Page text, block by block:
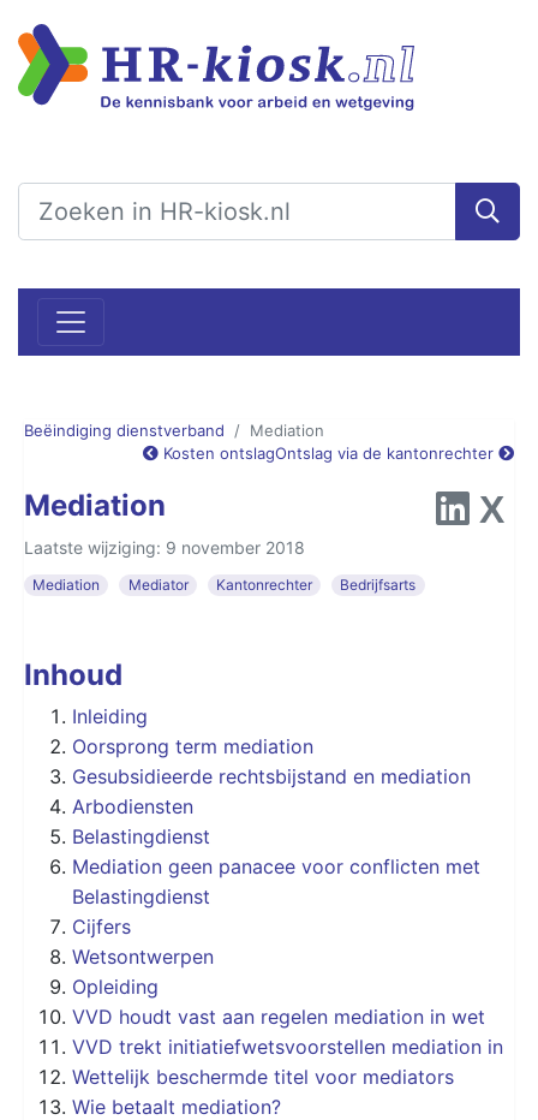
Beëindiging dienstverband
Mediation
Kosten ontslagOntslag via de kantonrechter
Mediation
Laatste wijziging: 9 november 2018
Mediation Mediator Kantonrechter Bedrijfsarts
Inhoud
Inleiding
Oorsprong term mediation
Gesubsidieerde rechtsbijstand en mediation
Arbodiensten
Belastingdienst
Mediation geen panacee voor conflicten met
Belastingdienst
Cijfers
Wetsontwerpen
Opleiding
VVD houdt vast aan regelen mediation in wet
VVD trekt initiatiefwetsvoorstellen mediation in
Wettelijk beschermde titel voor mediators
Wie betaalt mediation?